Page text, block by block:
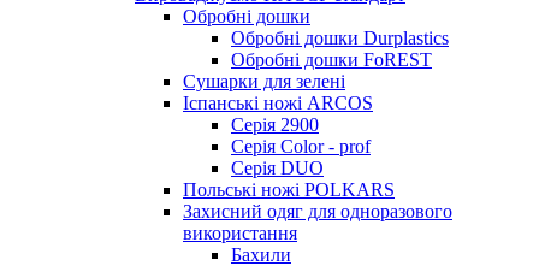
Обробні дошки
Обробні дошки Durplastics
Обробні дошки FoREST
Сушарки для зелені
Іспанські ножі ARCOS
Серія 2900
Серія Color - prof
Серія DUO
Польські ножі POLKARS
Захисний одяг для одноразового
використання
Бахили